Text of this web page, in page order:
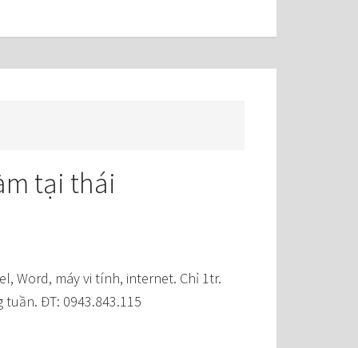
tại thái
Word, máy vi tính, internet. Chỉ 1tr.
ĐT: 0943.843.115